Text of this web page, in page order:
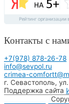
Контакты с
+7(978) 878-26-78
info@sevpol.ru
crimea-
г. Севастополь,
Поддержка сайта